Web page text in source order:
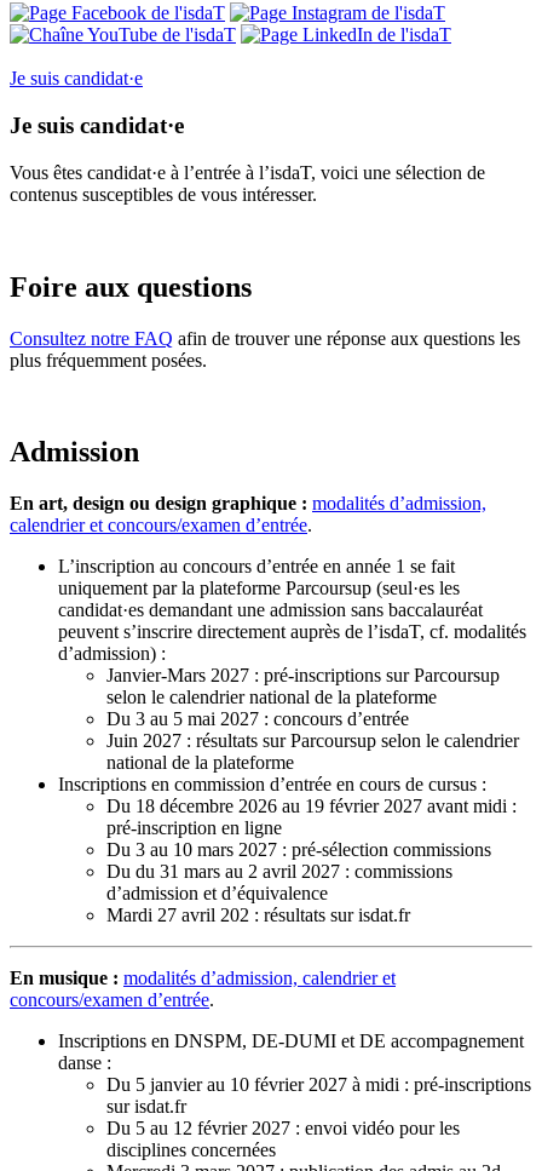
Je suis candidat·e
Je suis candidat·e
Vous êtes candidat·e à l’entrée à l’isdaT, voici une sélection de
contenus susceptibles de vous intéresser.
Foire aux questions
Consultez notre FAQ afin de trouver une réponse aux questions les
plus fréquemment posées.
Admission
En art, design ou design graphique : modalités d’admission,
calendrier et concours/examen d’entrée.
L’inscription au concours d’entrée en année 1 se fait
uniquement par la plateforme Parcoursup (seul·es les
candidat·es demandant une admission sans baccalauréat
peuvent s’inscrire directement auprès de l’isdaT, cf. modalités
d’admission) :
Janvier-Mars 2027 : pré-inscriptions sur Parcoursup
selon le calendrier national de la plateforme
Du 3 au 5 mai 2027 : concours d’entrée
Juin 2027 : résultats sur Parcoursup selon le calendrier
national de la plateforme
Inscriptions en commission d’entrée en cours de cursus :
Du 18 décembre 2026 au 19 février 2027 avant midi :
pré-inscription en ligne
Du 3 au 10 mars 2027 : pré-sélection commissions
Du du 31 mars au 2 avril 2027 : commissions
d’admission et d’équivalence
Mardi 27 avril 202 : résultats sur isdat.fr
En musique : modalités d’admission, calendrier et
concours/examen d’entrée.
Inscriptions en DNSPM, DE-DUMI et DE accompagnement
danse :
Du 5 janvier au 10 février 2027 à midi : pré-inscriptions
sur isdat.fr
Du 5 au 12 février 2027 : envoi vidéo pour les
disciplines concernées